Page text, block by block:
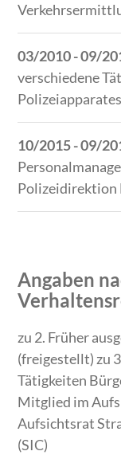
03/2010 - 09/
verschiedene
Polizeiapparates
10/2015 - 09/
Polizeidirektion
Angaben
zu 2. Früher
(freigestellt) zu
Tätigkeiten
Mitglied im
Aufsichtsrat
(SIC)